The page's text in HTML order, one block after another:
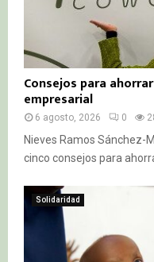
Consejos para
empresarial
6 agosto, 2026 0
Nieves Ramos Sánchez-
cinco consejos para
Solidaridad